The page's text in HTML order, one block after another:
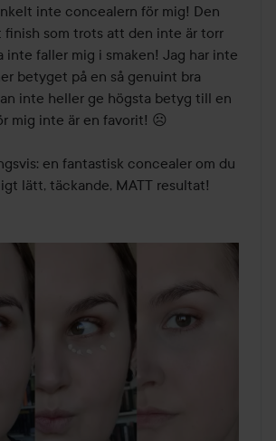
inte concealern för mig! Den
finish som trots att den inte är torr
inte faller mig i smaken! Jag har inte
betyget på en så genuint bra
inte heller ge högsta betyg till en
mig inte är en favorit! ☹
en fantastisk concealer om du
lätt, täckande, MATT resultat!